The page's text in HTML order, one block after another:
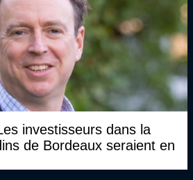
investisseurs dans la
de Bordeaux seraient en